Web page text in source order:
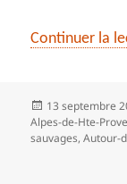
Continuer la
Publié
le
13 septembre
Alpes-de-Hte-
sauvages,Autour-